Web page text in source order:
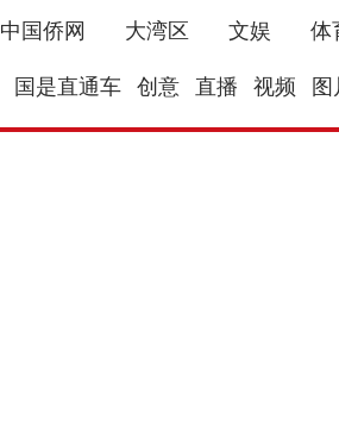
中国侨网 大湾区 文娱 体
国是直通车 创意 直播 视频 图